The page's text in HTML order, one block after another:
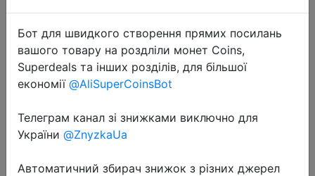
2022-06-05
Pampers Pants Трусики Размер 3,
196 шт, 6кг - 11кг
Бот для швидкого створення прямих посилань
вашого товару на роздліли монет Coins,
Superdeals та інших розділів, для більшої
економії @AliSuperCoinsBot
Телеграм канал зі знижками виключно для
України @ZnyzkaUa
Автоматичний збирач знижок з різних джерел